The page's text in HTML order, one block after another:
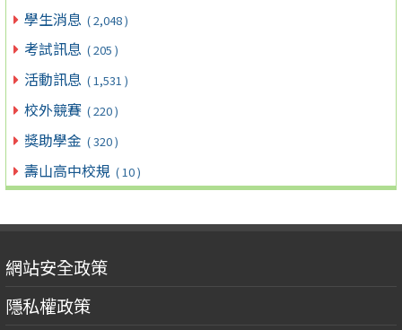
學生消息 ( 2,048 )
考試訊息 ( 205 )
活動訊息 ( 1,531 )
校外競賽 ( 220 )
獎助學金 ( 320 )
壽山高中校規 ( 10 )
網站安全政策
隱私權政策